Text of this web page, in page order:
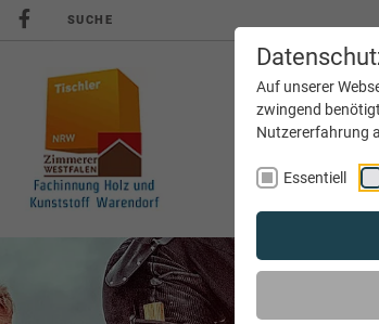
Auf unserer
zwingend
Nutzererfahrung
Essentiell
SUCHE